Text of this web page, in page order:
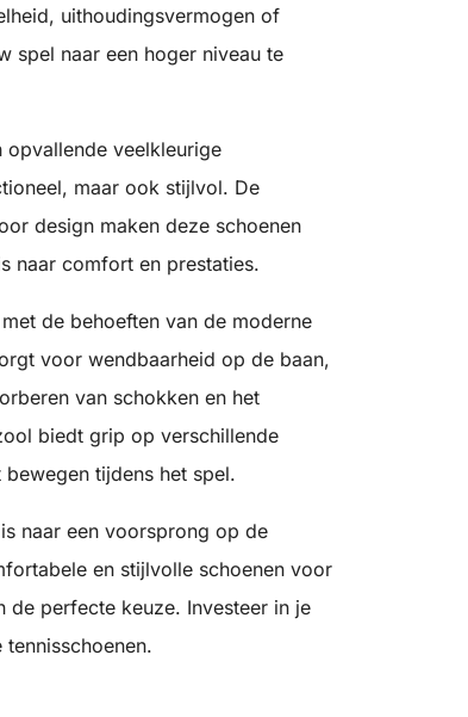
uithoudingsvermogen of
spel naar een hoger niveau te
opvallende veelkleurige
maar ook stijlvol. De
design maken deze schoenen
naar comfort en prestaties.
de behoeften van de moderne
voor wendbaarheid op de baan,
van schokken en het
biedt grip op verschillende
tijdens het spel.
naar een voorsprong op de
en stijlvolle schoenen voor
de perfecte keuze. Investeer in je